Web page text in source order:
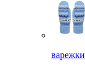
варежки